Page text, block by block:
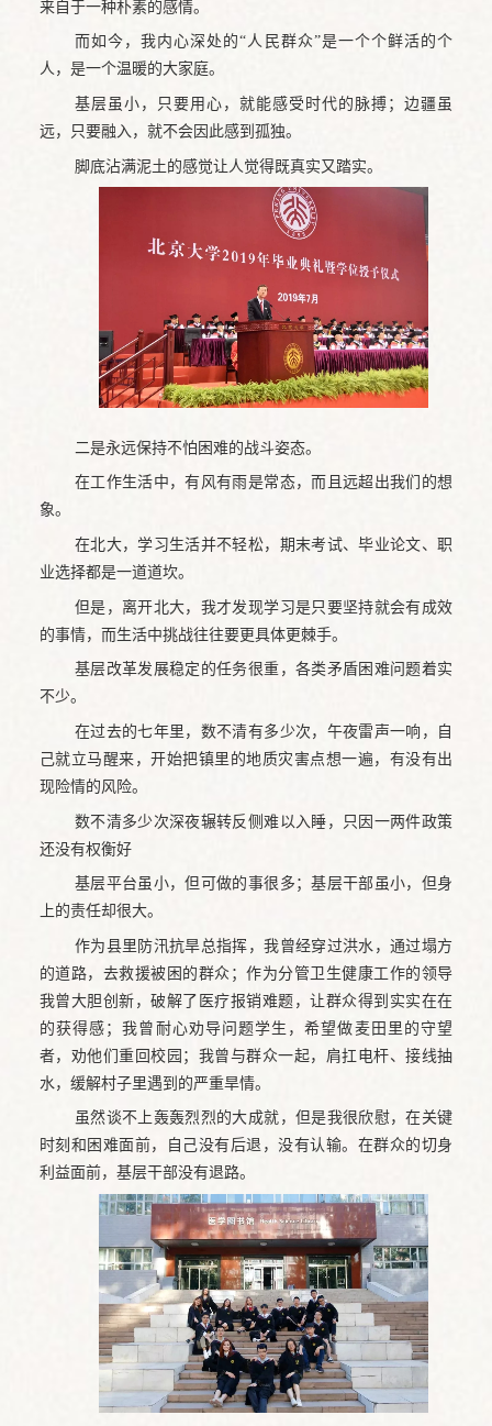
来自于一种朴素的感情。
而如今，我内心深处的“人民群众”是一个个鲜活的个
人，是一个温暖的大家庭。
基层虽小，只要用心，就能感受时代的脉搏；边疆虽
远，只要融入，就不会因此感到孤独。
脚底沾满泥土的感觉让人觉得既真实又踏实。
二是永远保持不怕困难的战斗姿态。
在工作生活中，有风有雨是常态，而且远超出我们的想
象。
在北大，学习生活并不轻松，期末考试、毕业论文、职
业选择都是一道道坎。
但是，离开北大，我才发现学习是只要坚持就会有成效
的事情，而生活中挑战往往要更具体更棘手。
基层改革发展稳定的任务很重，各类矛盾困难问题着实
不少。
在过去的七年里，数不清有多少次，午夜雷声一响，自
己就立马醒来，开始把镇里的地质灾害点想一遍，有没有出
现险情的风险。
数不清多少次深夜辗转反侧难以入睡，只因一两件政策
还没有权衡好
基层平台虽小，但可做的事很多；基层干部虽小，但身
上的责任却很大。
作为县里防汛抗旱总指挥，我曾经穿过洪水，通过塌方
的道路，去救援被困的群众；作为分管卫生健康工作的领导
我曾大胆创新，破解了医疗报销难题，让群众得到实实在在
的获得感；我曾耐心劝导问题学生，希望做麦田里的守望
者，劝他们重回校园；我曾与群众一起，肩扛电杆、接线抽
水，缓解村子里遇到的严重旱情。
虽然谈不上轰轰烈烈的大成就，但是我很欣慰，在关键
时刻和困难面前，自己没有后退，没有认输。在群众的切身
利益面前，基层干部没有退路。